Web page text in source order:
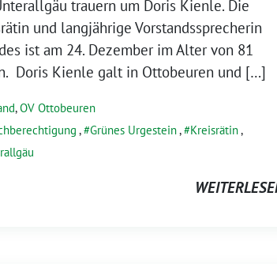
trauern um Doris Kienle. Die
und langjährige Vorstandssprecherin
ist am 24. Dezember im Alter von 81
Doris Kienle galt in Ottobeuren und […]
,OV Ottobeuren
, Grünes Urgestein, Kreisrätin,